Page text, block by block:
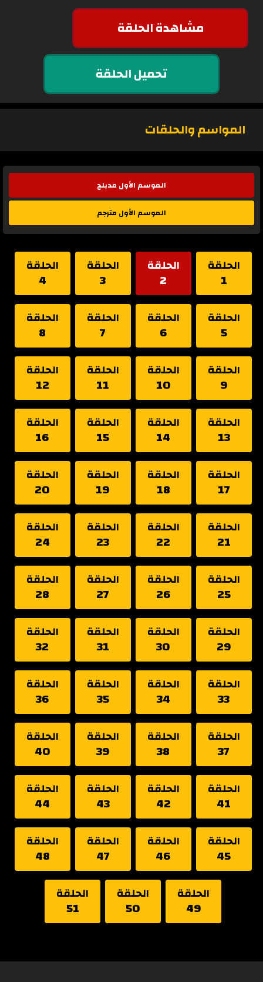
مشاهدة الحلقة
تحميل الحلقة
المواسم والحلقات
الموسم الأول مدبلج
الموسم الأول مترجم
الحلقة
1
الحلقة
2
الحلقة
3
الحلقة
4
الحلقة
5
الحلقة
6
الحلقة
7
الحلقة
8
الحلقة
9
الحلقة
10
الحلقة
11
الحلقة
12
الحلقة
13
الحلقة
14
الحلقة
15
الحلقة
16
الحلقة
17
الحلقة
18
الحلقة
19
الحلقة
20
الحلقة
21
الحلقة
22
الحلقة
23
الحلقة
24
الحلقة
25
الحلقة
26
الحلقة
27
الحلقة
28
الحلقة
29
الحلقة
30
الحلقة
31
الحلقة
32
الحلقة
33
الحلقة
34
الحلقة
35
الحلقة
36
الحلقة
37
الحلقة
38
الحلقة
39
الحلقة
40
الحلقة
41
الحلقة
42
الحلقة
43
الحلقة
44
الحلقة
45
الحلقة
46
الحلقة
47
الحلقة
48
الحلقة
49
الحلقة
50
الحلقة
51